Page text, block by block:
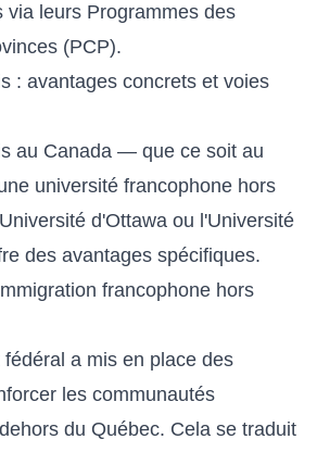
via leurs Programmes des
(PCP).
: avantages concrets et voies
au Canada — que ce soit au
université francophone hors
d'Ottawa ou l'Université
des avantages spécifiques.
francophone hors
a mis en place des
les communautés
du Québec. Cela se traduit